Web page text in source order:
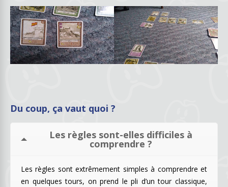
Du coup, ça vaut quoi ?
Les règles sont-elles difficiles à
comprendre ?
Les règles sont extrêmement simples à comprendre et
en quelques tours, on prend le pli d’un tour classique,